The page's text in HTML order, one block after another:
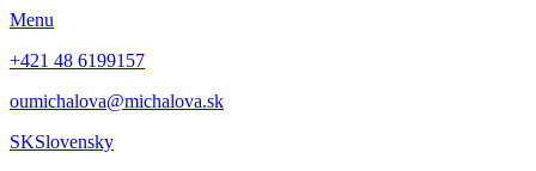
Menu
+421 48 6199157
oumichalova@michalova.sk
SKSlovensky